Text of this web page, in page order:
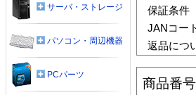
保証条件
JANコー
返品につ
商品番号
サーバ・ストレージ
パソコン・周辺機器
PCパーツ